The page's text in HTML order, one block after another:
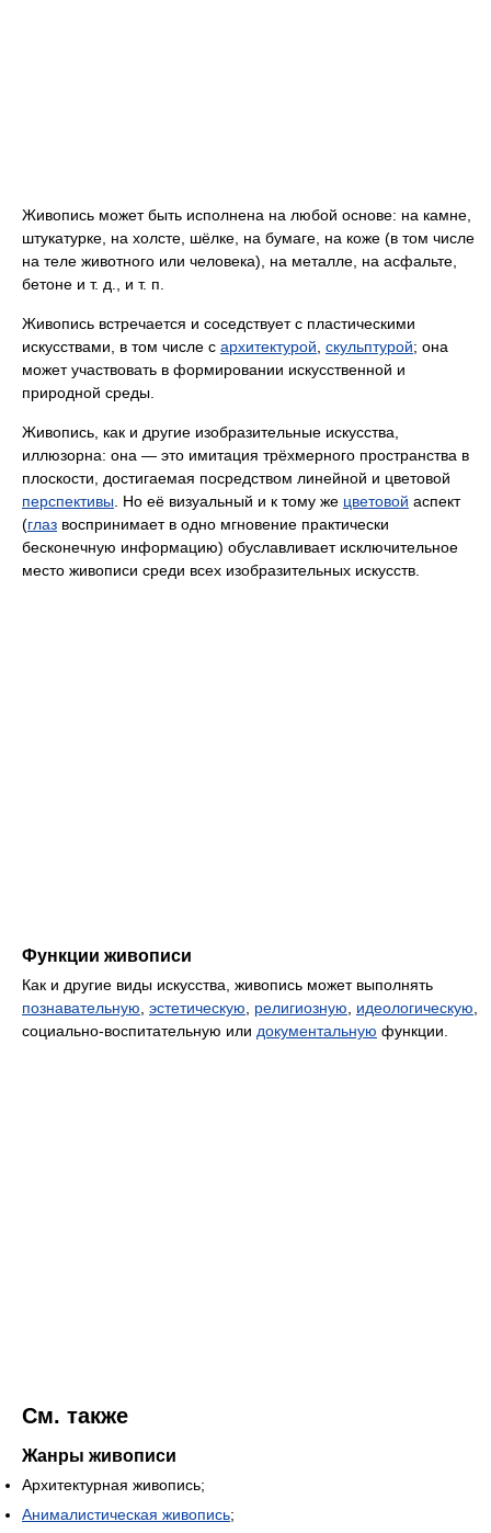
Живопись может быть исполнена на любой основе: на камне,
штукатурке, на холсте, шёлке, на бумаге, на коже (в том числе
на теле животного или человека), на металле, на асфальте,
бетоне и т. д., и т. п.
Живопись встречается и соседствует с пластическими
искусствами, в том числе с архитектурой скульптурой; она
может участвовать в формировании искусственной и
природной среды.
Живопись, как и другие изобразительные искусства,
иллюзорна: она — это имитация трёхмерного пространства в
плоскости, достигаемая посредством линейной и цветовой
перспективы . Но её визуальный и к тому же цветовой аспект
(глаз воспринимает в одно мгновение практически
бесконечную информацию) обуславливает исключительное
место живописи среди всех изобразительных искусств.
Функции живописи
Как и другие виды искусства, живопись может выполнять
познавательную эстетическую религиозную идеологическую
социально-воспитательную или документальную функции.
См. также
Жанры живописи
Архитектурная живопись;
Анималистическая живопись;